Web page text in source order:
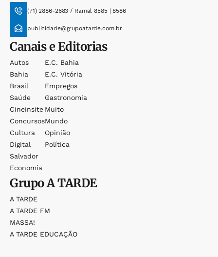
(71) 2886-2683 / Ramal 8585 | 8586
publicidade@grupoatarde.com.br
Canais e Editorias
Autos
Bahia
Brasil
Saúde
Cineinsite
Concursos
Cultura
Digital
Salvador
Economia
E.c. Bahia
E.c. Vitória
Empregos
Gastronomia
Muito
Mundo
Opinião
Política
GrupoA TARDE
A TARDE
A TARDE FM
MASSA!
A TARDE EDUCAÇÃO